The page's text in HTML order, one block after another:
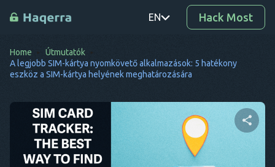
EN
PT
SV
Hack Most
Home
Útmutatók
A legjobb SIM-kártya nyomkövető alkalmazások: 5 hatékony
eszköz a SIM-kártya helyének meghatározására
Ossza meg ezt a cikket